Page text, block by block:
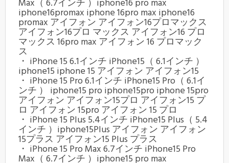
Max（ 6.7インチ ）iphone16 pro max
iphone16promax iphone 16pro max iphone16
promax アイフォン アイフォン16プロマックス
アイフォン16プロ マックス アイフォン16 プロ
マックス 16pro max アイフォン 16 プロマック
ス
・ iPhone 15 6.1インチ iPhone15（ 6.1インチ ）
iphone15 iphone 15 アイフォン アイフォン15
・ iPhone 15 Pro 6.1インチ iPhone15 Pro（ 6.1イ
ンチ ） iphone15 pro iphone15pro iphone 15pro
アイフォン アイフォン15プロ アイフォン15 プ
ロ アイフォン 15pro アイフォン 15 プロ
・ iPhone 15 Plus 5.4インチ iPhone15 Plus（ 5.4
インチ ）iphone15Plus アイフォン アイフォン
15プラス アイフォン15 Plus プラス
・ iPhone 15 Pro Max 6.7インチ iPhone15 Pro
Max（ 6.7インチ ）iphone15 pro max